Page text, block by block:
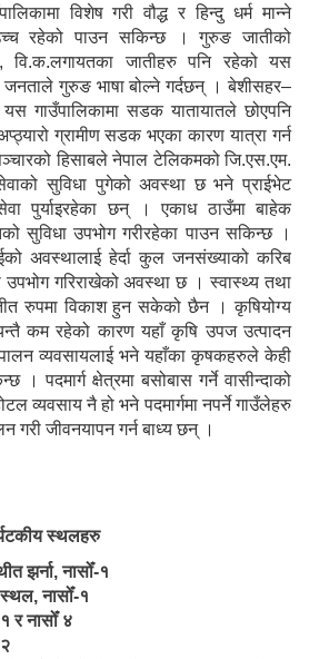
विशेष गरी वौद्ध र हिन्दु धर्म मान्ने
उच्च रहेको पाउन सकिन्छ । गुरुङ जातीको
वि.क.लगायतका जातीहरु पनि रहेको यस
जनताले गुरुङ भाषा बोल्ने गर्दछन् । बेशीसहर–
गाउँपालिकामा सडक यातायातले छोएपनि
ग्रामीण सडक भएका कारण यात्रा गर्न
हिसाबले नेपाल टेलिकमको जि.एस.एम.
सुविधा पुगेको अवस्था छ भने प्राईभेट
पुर्याइरहेका छन् । एकाध ठाउँमा बाहेक
सुविधा उपभोग गरीरहेका पाउन सकिन्छ ।
अवस्थालाई हेर्दा कुल जनसंख्याको करिब
उपभोग गरिराखेको अवस्था छ । स्वास्थ्य तथा
रुपमा विकाश हुन सकेको छैन । कृषियोग्य
कम रहेको कारण यहाँ कृषि उपज उत्पादन
व्यवसायलाई भने यहाँका कृषकहरुले केही
। पदमार्ग क्षेत्रमा बसोबास गर्ने वासीन्दाको
व्यवसाय नै हो भने पदमार्गमा नपर्ने गाउँलेहरु
गरी जीवनयापन गर्न बाध्य छन् ।
स्थलहरु
झर्ना, नासोँ-१
नासोँ-१
१ र नासोँ ४